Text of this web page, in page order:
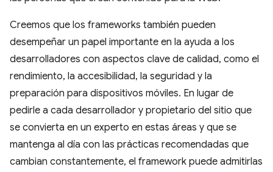
Creemos que los frameworks también pueden
desempeñar un papel importante en la ayuda a los
desarrolladores con aspectos clave de calidad, como el
rendimiento, la accesibilidad, la seguridad y la
preparación para dispositivos móviles. En lugar de
pedirle a cada desarrollador y propietario del sitio que
se convierta en un experto en estas áreas y que se
mantenga al día con las prácticas recomendadas que
cambian constantemente, el framework puede admitirlas